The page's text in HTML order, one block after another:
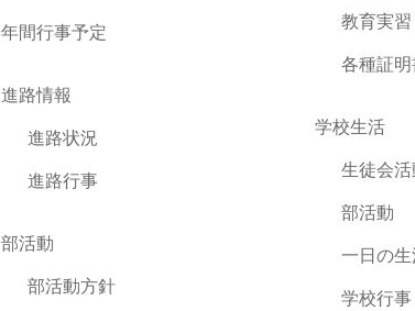
年間行事予定
進路情報
進路状況
進路行事
部活動
部活動方針
教育実
各種証
学校生活
生徒会活
部活動
一日の
学校行事